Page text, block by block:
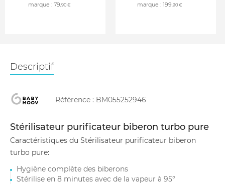
marque : 79,90 €
marque : 199,90 €
Descriptif
Référence : BM055252946
Stérilisateur purificateur biberon turbo pure
Caractéristiques du Stérilisateur purificateur biberon
turbo pure:
Hygiène complète des biberons
Stérilise en 8 minutes avec de la vapeur à 95°